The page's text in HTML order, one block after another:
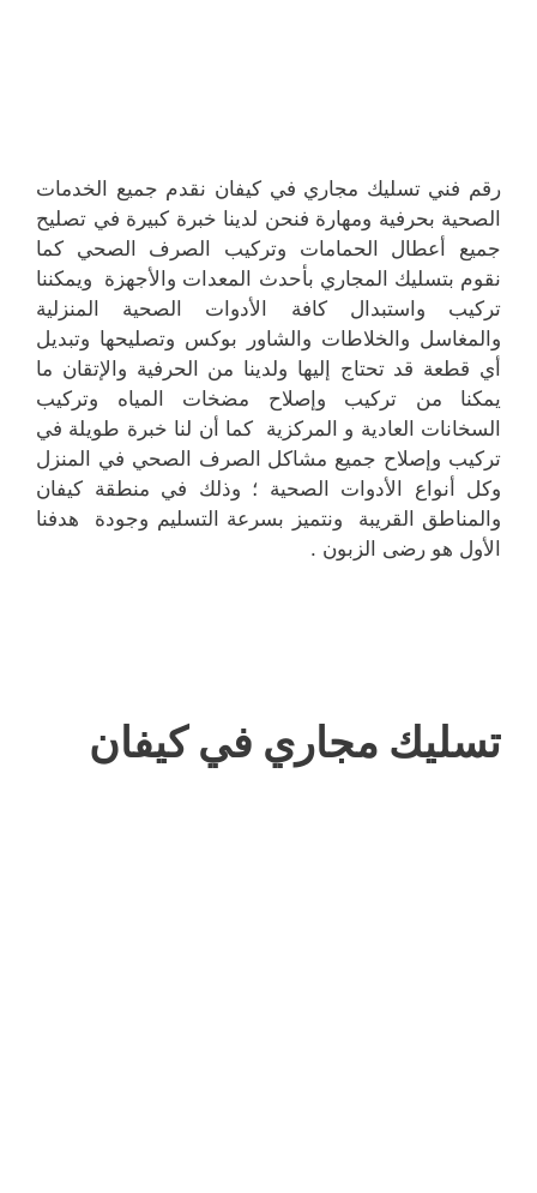
رقم فني تسليك مجاري في كيفان نقدم جميع الخدمات
الصحية بحرفية ومهارة فنحن لدينا خبرة كبيرة في تصليح
جميع أعطال الحمامات وتركيب الصرف الصحي كما
نقوم بتسليك المجاري بأحدث المعدات والأجهزة ويمكننا
تركيب واستبدال كافة الأدوات الصحية المنزلية
والمغاسل والخلاطات والشاور بوكس وتصليحها وتبديل
أي قطعة قد تحتاج إليها ولدينا من الحرفية والإتقان ما
يمكنا من تركيب وإصلاح مضخات المياه وتركيب
السخانات العادية و المركزية كما أن لنا خبرة طويلة في
تركيب وإصلاح جميع مشاكل الصرف الصحي في المنزل
وكل أنواع الأدوات الصحية ؛ وذلك في منطقة كيفان
والمناطق القريبة ونتميز بسرعة التسليم وجودة هدفنا
الأول هو رضى الزبون .
تسليك مجاري في كيفان